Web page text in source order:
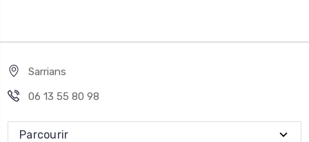
Sarrians
06 13 55 80 98
Parcourir